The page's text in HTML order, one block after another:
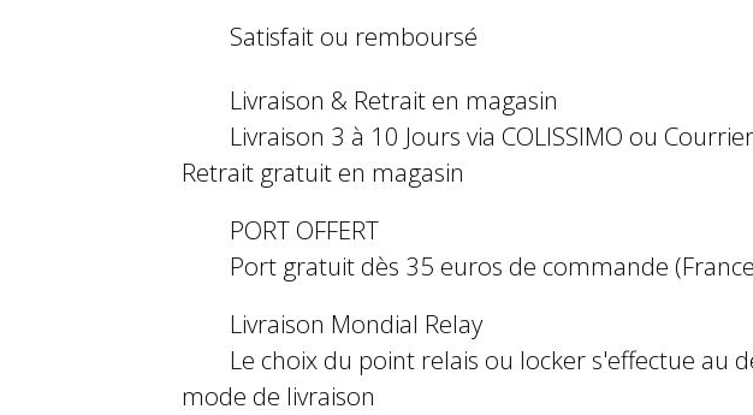
Satisfait ou remboursé
Livraison & Retrait en magasin
Livraison 3 à 10 Jours via COLISSIMO ou
Retrait gratuit en magasin
PORT OFFERT
Port gratuit dès 35 euros de commande
Livraison Mondial Relay
Le choix du point relais ou locker s'effectue au
mode de livraison